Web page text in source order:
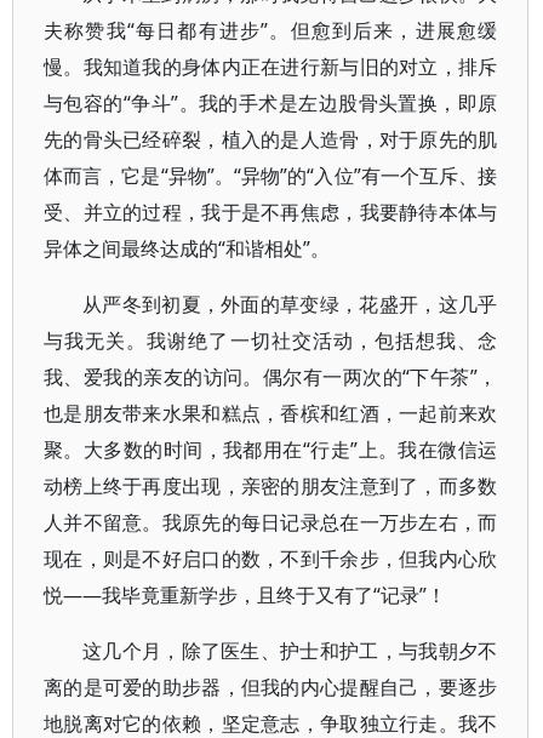
夫称赞我“每日都有进步”。但愈到后来，进展愈缓
慢。我知道我的身体内正在进行新与旧的对立，排斥
与包容的“争斗”。我的手术是左边股骨头置换，即原
先的骨头已经碎裂，植入的是人造骨，对于原先的肌
体而言，它是“异物”。“异物”的“入位”有一个互斥、接
受、并立的过程，我于是不再焦虑，我要静待本体与
异体之间最终达成的“和谐相处”。
从严冬到初夏，外面的草变绿，花盛开，这几乎
与我无关。我谢绝了一切社交活动，包括想我、念
我、爱我的亲友的访问。偶尔有一两次的“下午茶”，
也是朋友带来水果和糕点，香槟和红酒，一起前来欢
聚。大多数的时间，我都用在“行走”上。我在微信运
动榜上终于再度出现，亲密的朋友注意到了，而多数
人并不留意。我原先的每日记录总在一万步左右，而
现在，则是不好启口的数，不到千余步，但我内心欣
悦——我毕竟重新学步，且终于又有了“记录”！
这几个月，除了医生、护士和护工，与我朝夕不
离的是可爱的助步器，但我的内心提醒自己，要逐步
地脱离对它的依赖，坚定意志，争取独立行走。我不